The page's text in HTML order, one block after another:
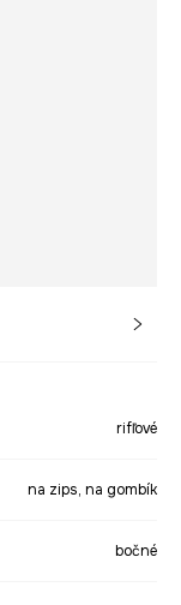
rifľové
na zips, na gombík
bočné